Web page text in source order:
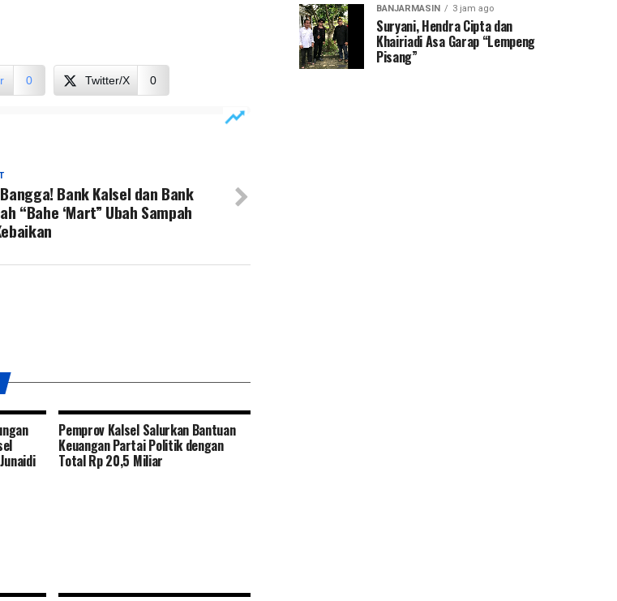
0 Twitter/X 0
Bank Kalsel dan Bank
“Bahe ‘Mart” Ubah Sampah
Pemprov Kalsel Salurkan Bantuan
Keuangan Partai Politik dengan
Total Rp 20,5 Miliar
BANJARMASIN 3 jam ago
Suryani, Hendra Cipta dan
Khairiadi Asa Garap “Lempeng
Pisang”